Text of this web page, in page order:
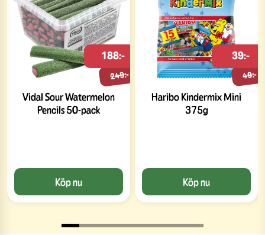
Vidal Sour Watermelon
Pencils 50-pack
249:-
188:-
Köp nu
Haribo Kindermix Mini
375g
49:-
39:-
Köp nu